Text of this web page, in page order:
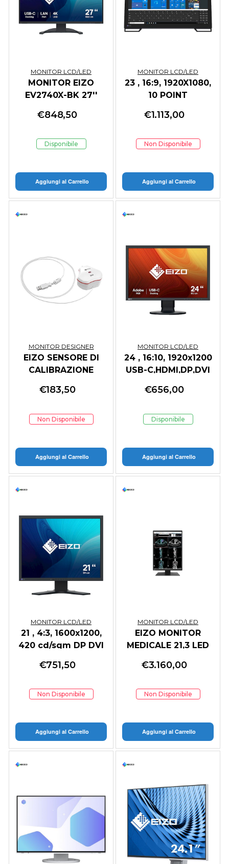
MONITOR LCD/LED
MONITOR EIZO
EV2740X-BK 27''
LAN USB-C LED
€848,50
Disponibile
Aggiungi al Carrello
MONITOR LCD/LED
23 , 16:9, 1920X1080,
10 POINT
€1.113,00
Non Disponibile
Aggiungi al Carrello
MONITOR DESIGNER
EIZO SENSORE DI
CALIBRAZIONE
COLOREDGE
€183,50
Non Disponibile
Aggiungi al Carrello
MONITOR LCD/LED
24 , 16:10, 1920x1200
USB-C,HDMI,DP,DVI
€656,00
Disponibile
Aggiungi al Carrello
MONITOR LCD/LED
21 , 4:3, 1600x1200,
420 cd/sqm DP DVI
€751,50
Non Disponibile
Aggiungi al Carrello
MONITOR LCD/LED
EIZO MONITOR
MEDICALE 21,3 LED
25 ms 1100 CDM,
RADIFORCE RX2370
€3.160,00
Non Disponibile
Aggiungi al Carrello